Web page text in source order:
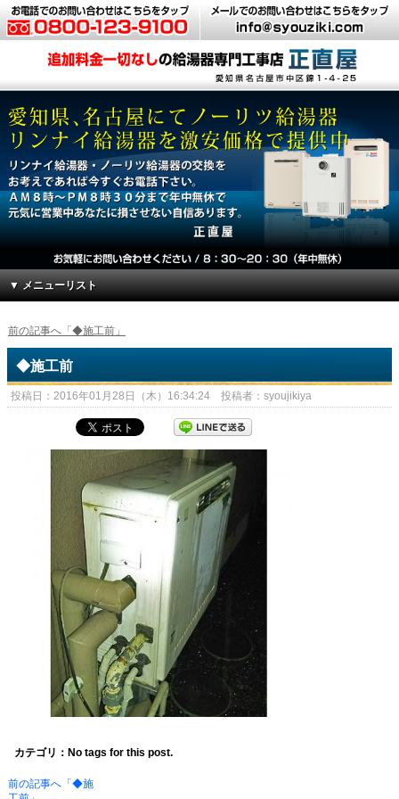
▼ メニューリスト
前の記事へ「◆施工前」
◆施工前
投稿日：2016年01月28日（木）16:34:24 投稿者：syoujikiya
カテゴリ：No tags for this post.
前の記事へ「◆施